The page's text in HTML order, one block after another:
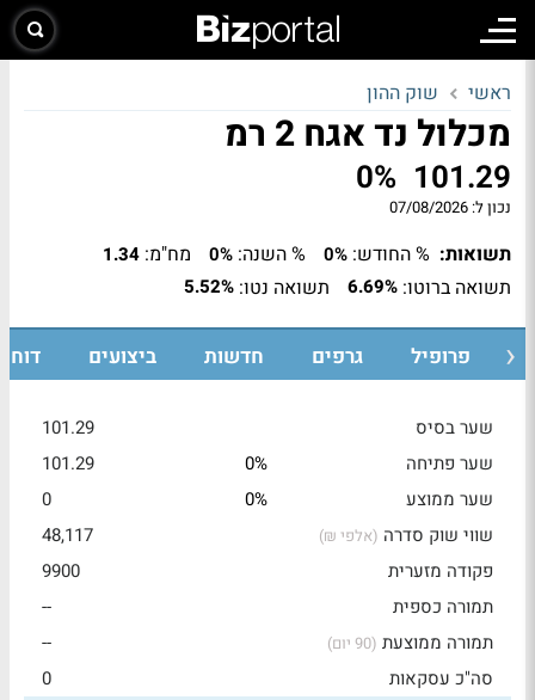
ראשי שוק ההון
מכלול נד אגח 2 רמ
101.29
0%
נכון ל: 07/08/2026
תשואות: % החודש: 0% % השנה: 0% מח"מ: 1.34
תשואה ברוטו: 6.69% תשואה נטו: 5.52%
פרופיל גרפים חדשות ביצועים
שער בסיס
101.29
שער פתיחה
0%
101.29
שער ממוצע
0%
0
שווי שוק סדרה (אלפי ₪)
48,117
פקודה מזערית
9900
תמורה כספית
--
תמורה ממוצעת (90 יום)
--
סה"כ עסקאות
0